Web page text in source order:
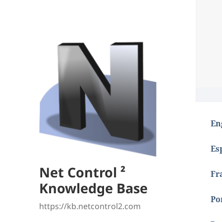
Net Control ²
Knowledge Base
https://kb.netcontrol2.com